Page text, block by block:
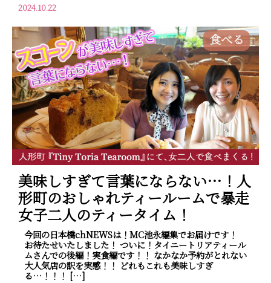
2024.10.22
食べる
美味しすぎて言葉にならない…！人
形町のおしゃれティールームで暴走
女子二人のティータイム！
今回の日本橋chNEWSは！MC池永編集でお届けです！
お待たせいたしました！ ついに！タイニートリアティール
ムさんでの後編！実食編です！！ なかなか予約がとれない
大人気店の訳を実感！！ どれもこれも美味しすぎ
る…！！！ […]